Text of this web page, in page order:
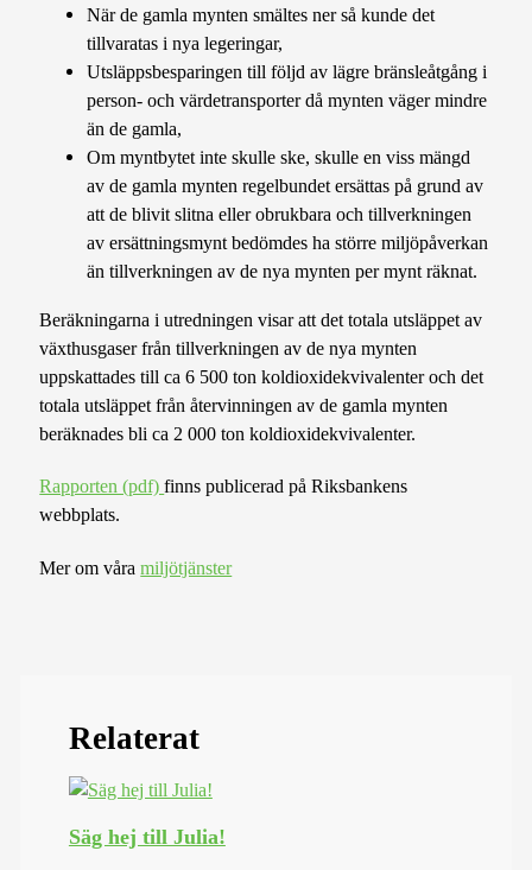
När de gamla mynten smältes ner så kunde det
tillvaratas i nya legeringar,
Utsläppsbesparingen till följd av lägre bränsleåtgång i
person- och värdetransporter då mynten väger mindre
än de gamla,
Om myntbytet inte skulle ske, skulle en viss mängd
av de gamla mynten regelbundet ersättas på grund av
att de blivit slitna eller obrukbara och tillverkningen
av ersättningsmynt bedömdes ha större miljöpåverkan
än tillverkningen av de nya mynten per mynt räknat.
Beräkningarna i utredningen visar att det totala utsläppet av
växthusgaser från tillverkningen av de nya mynten
uppskattades till ca 6 500 ton koldioxidekvivalenter och det
totala utsläppet från återvinningen av de gamla mynten
beräknades bli ca 2 000 ton koldioxidekvivalenter.
Rapporten (pdf)finns publicerad på Riksbankens
webbplats.
Mer om våramiljötjänster
Relaterat
Säg hej till Julia!